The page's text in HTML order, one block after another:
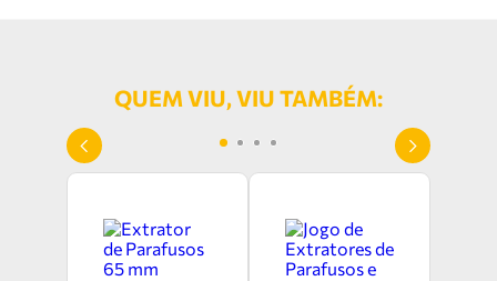
QUEM VIU, VIU TAMBÉM: